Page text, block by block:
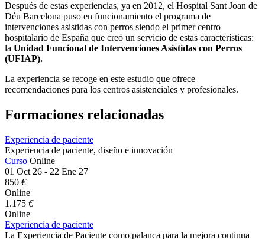
Después de estas experiencias, ya en 2012, el Hospital Sant Joan de
Déu Barcelona puso en funcionamiento el programa de
intervenciones asistidas con perros siendo el primer centro
hospitalario de España que creó un servicio de estas características:
la Unidad Funcional de Intervenciones Asistidas con Perros
(UFIAP).
La experiencia se recoge en este estudio que ofrece
recomendaciones para los centros asistenciales y profesionales.
Formaciones relacionadas
Experiencia de paciente
Experiencia de paciente, diseño e innovación
Curso Online
01 Oct 26 - 22 Ene 27
850 €
Online
1.175 €
Online
Experiencia de paciente
La Experiencia de Paciente como palanca para la mejora continua